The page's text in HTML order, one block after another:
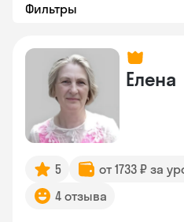
Фильтры
Елена
5 от 1733 ₽ за
4 отзыва